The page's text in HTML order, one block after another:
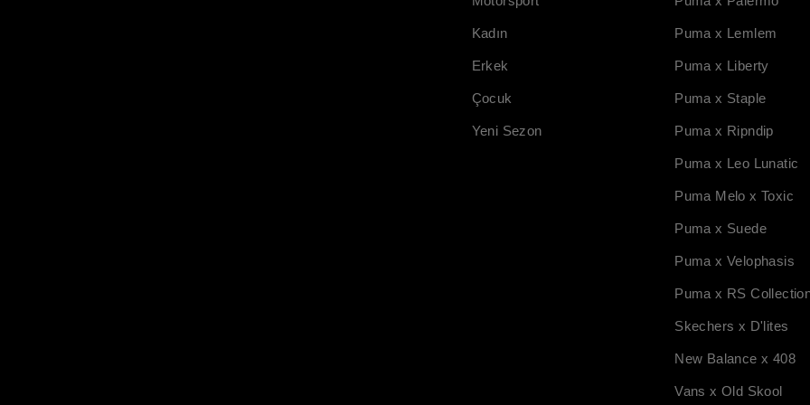
Kadın
Erkek
Çocuk
Yeni Sezon
Puma x Lemlem
Puma x Liberty
Puma x Staple
Puma x Ripndip
Puma x Leo Lunatic
Puma Melo x Toxic
Puma x Suede
Puma x Velophasis
Puma x RS
Skechers x D'lites
New Balance x 408
Vans x Old Skool